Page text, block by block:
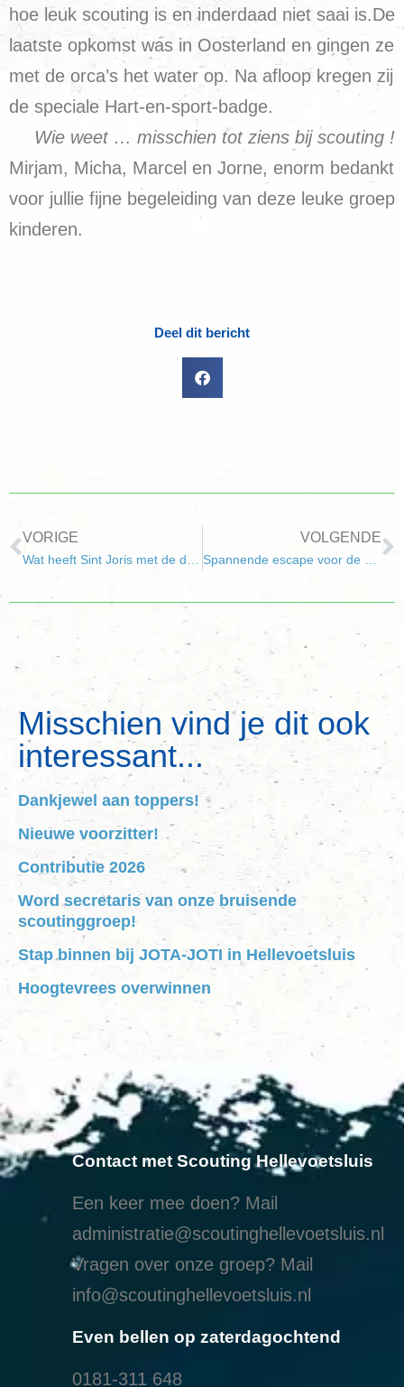
hoe leuk scouting is en inderdaad niet saai is.De
laatste opkomst was in Oosterland en gingen ze
met de orca’s het water op. Na afloop kregen zij
de speciale Hart-en-sport-badge.
Wie weet … misschien tot ziens bij scouting !
Mirjam, Micha, Marcel en Jorne, enorm bedankt
voor jullie fijne begeleiding van deze leuke groep
kinderen.
Deel dit bericht
VORIGE VOLGENDE
Misschien vind je dit ook
interessant...
Dankjewel aan toppers!
Nieuwe voorzitter!
Contributie 2026
Word secretaris van onze bruisende
scoutinggroep!
Stap binnen bij JOTA-JOTI in Hellevoetsluis
Hoogtevrees overwinnen
Contact met Scouting Hellevoetsluis
Een keer mee doen? Mail
administratie@scoutinghellevoetsluis.nl
Vragen over onze groep? Mail
info@scoutinghellevoetsluis.nl
Even bellen op zaterdagochtend
0181-311 648